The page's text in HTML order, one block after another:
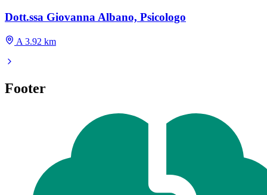
Dott.ssa Giovanna Albano, Psicologo
A 3.92 km
Footer